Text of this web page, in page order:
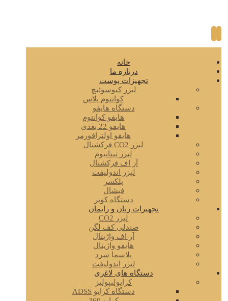
خانه
درباره ما
تجهیزات پوست
لیزر کیوسوئیچ
کوانتوم پلاس
دستگاه هایفو
هایفو کوانتوم
هایفو 22 بعدی
هایفو اولترافورمر
لیزر CO2 فرکشنال
لیزر تیتانیوم
آر اف فرکشنال
لیزر اندولیفت
پلکسر
فیشال
دستگاه کوتر
تجهیزات زنان و زایمان
لیزر CO2
صندلی کف لگن
آر اف واژینال
هایفو واژینال
پلاسما سرد
لیزر اندولیفت
دستگاه های لاغری
کرایولیپولیز
دستگاه کرایو ADSS